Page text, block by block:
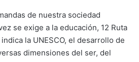
de nuestra sociedad
se exige a la educación, 12 Ruta
la UNESCO, el desarrollo de
dimensiones del ser, del